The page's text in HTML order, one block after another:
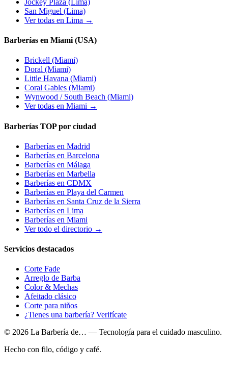
San Miguel (Lima)
Ver todas en Lima →
Barberías en Miami (USA)
Brickell (Miami)
Doral (Miami)
Little Havana (Miami)
Coral Gables (Miami)
Wynwood / South Beach (Miami)
Ver todas en Miami →
Barberías TOP por ciudad
Barberías en Madrid
Barberías en Barcelona
Barberías en Málaga
Barberías en Marbella
Barberías en CDMX
Barberías en Playa del Carmen
Barberías en Santa Cruz de la Sierra
Barberías en Lima
Barberías en Miami
Ver todo el directorio →
Servicios destacados
Corte Fade
Arreglo de Barba
Color & Mechas
Afeitado clásico
Corte para niños
¿Tienes una barbería? Verifícate
© 2026 La Barbería de… — Tecnología para el cuidado masculino.
Hecho con filo, código y café.